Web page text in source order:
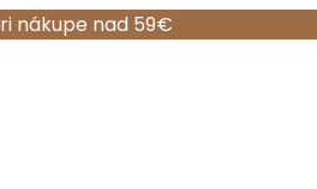
nákupe nad 59€